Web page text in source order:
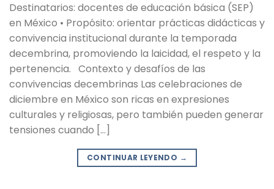
Destinatarios: docentes de educación básica (SEP)
en México • Propósito: orientar prácticas didácticas y
convivencia institucional durante la temporada
decembrina, promoviendo la laicidad, el respeto y la
pertenencia. Contexto y desafíos de las
convivencias decembrinas Las celebraciones de
diciembre en México son ricas en expresiones
culturales y religiosas, pero también pueden generar
tensiones cuando […]
CONTINUAR LEYENDO →